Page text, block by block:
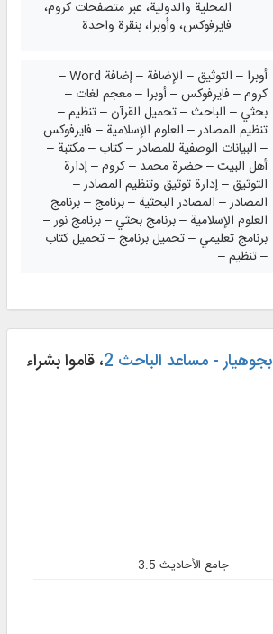
المحلية والدولية، عبر متصفحات كروم،
فايرفوكس، وأوبرا، بنقرة واحدة
أوبرا – التوثيق – الإضافة – إضافة Word –
كروم – فايرفوكس – أوبرا – معجم لغات –
بحثي – الباحث – تحميل القرآن – تنظيم –
تنظيم المصادر – العلوم الإسلامية – فايرفوكس
– البيانات الوصفية للمصادر – كتاب – مكتبة –
أهل البيت – حضرة محمد – كروم – إدارة
التوثيق – إدارة توثيق وتنظيم المصادر –
المصادر – المصادر البحثية – برنامج – برنامج
العلوم الإسلامية – برنامج بحثي – برنامج نور –
برنامج تعليمي – تحميل برنامج – تحميل كتاب
– تنظيم –
بجوهيار - مساعد الباحث 2 ، قاموا بشراء
جامع الأحاديث 3.5